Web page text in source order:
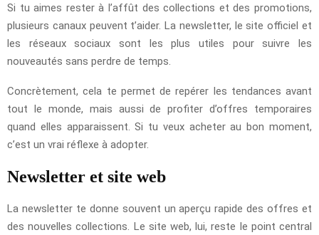
Si tu aimes rester à l’affût des collections et des promotions,
plusieurs canaux peuvent t’aider. La newsletter, le site officiel et
les réseaux sociaux sont les plus utiles pour suivre les
nouveautés sans perdre de temps.
Concrètement, cela te permet de repérer les tendances avant
tout le monde, mais aussi de profiter d’offres temporaires
quand elles apparaissent. Si tu veux acheter au bon moment,
c’est un vrai réflexe à adopter.
Newsletter et site web
La newsletter te donne souvent un aperçu rapide des offres et
des nouvelles collections. Le site web, lui, reste le point central